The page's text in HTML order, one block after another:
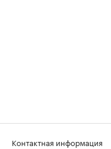
Контактная информация